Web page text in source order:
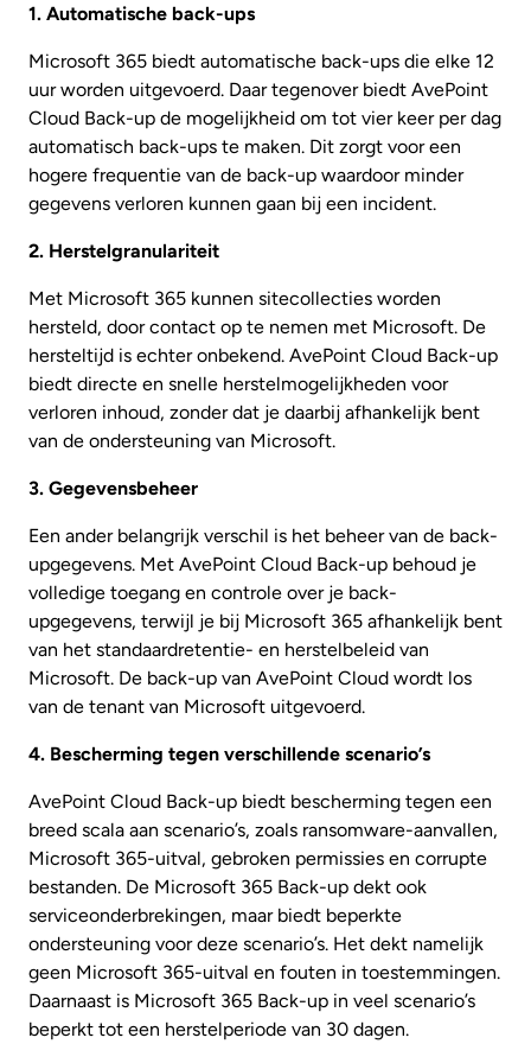
1. Automatische back-ups
Microsoft 365 biedt automatische back-ups die elke 12
uur worden uitgevoerd. Daar tegenover biedt AvePoint
Cloud Back-up de mogelijkheid om tot vier keer per dag
automatisch back-ups te maken. Dit zorgt voor een
hogere frequentie van de back-up waardoor minder
gegevens verloren kunnen gaan bij een incident.
2. Herstelgranulariteit
Met Microsoft 365 kunnen sitecollecties worden
hersteld, door contact op te nemen met Microsoft. De
hersteltijd is echter onbekend. AvePoint Cloud Back-up
biedt directe en snelle herstelmogelijkheden voor
verloren inhoud, zonder dat je daarbij afhankelijk bent
van de ondersteuning van Microsoft.
3. Gegevensbeheer
Een ander belangrijk verschil is het beheer van de back-
upgegevens. Met AvePoint Cloud Back-up behoud je
volledige toegang en controle over je back-
upgegevens, terwijl je bij Microsoft 365 afhankelijk bent
van het standaardretentie- en herstelbeleid van
Microsoft. De back-up van AvePoint Cloud wordt los
van de tenant van Microsoft uitgevoerd.
4. Bescherming tegen verschillende scenario’s
AvePoint Cloud Back-up biedt bescherming tegen een
breed scala aan scenario’s, zoals ransomware-aanvallen,
Microsoft 365-uitval, gebroken permissies en corrupte
bestanden. De Microsoft 365 Back-up dekt ook
serviceonderbrekingen, maar biedt beperkte
ondersteuning voor deze scenario’s. Het dekt namelijk
geen Microsoft 365-uitval en fouten in toestemmingen.
Daarnaast is Microsoft 365 Back-up in veel scenario’s
beperkt tot een herstelperiode van 30 dagen.